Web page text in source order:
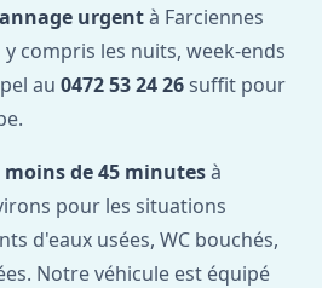
urgentà Farciennes
y compris les nuits, week-ends
au 0472 53 24 26 suffit pour
moins de 45 minutesà
pour les situations
d'eaux usées, WC bouchés,
Notre véhicule est équipé